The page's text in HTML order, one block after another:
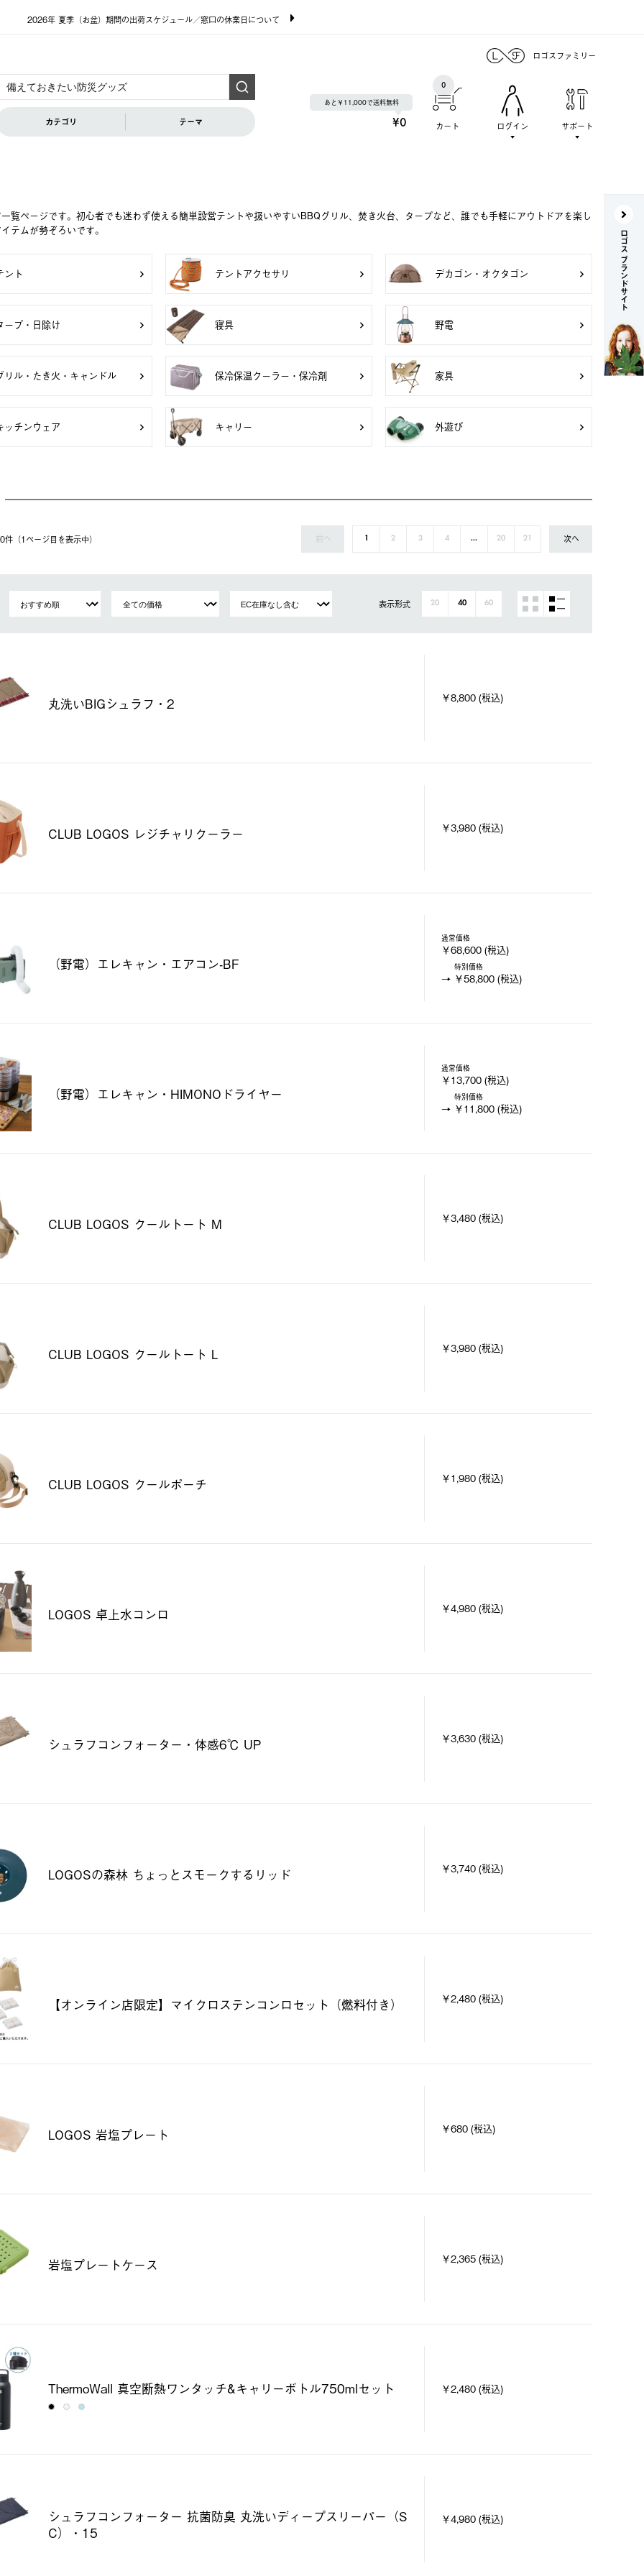
2026年 夏季（お盆）期間の出荷スケジュール／窓口の休業日について
ロゴスファミリー
カテゴリ テーマ
あと￥11,000で送料無料
¥0 カート
0
ログイン サポート
覧ページです。初心者でも迷わず使える簡単設営テントや扱いやすいBBQグリル、焚き火台、タープなど、誰でも手軽にアウトドアを楽し
テムが勢ぞろいです。
ント テントアクセサリ デカゴン・オクタゴン
ープ・日除け 寝具 野電
リル・たき火・キャンドル 保冷保温クーラー・保冷剤 家具
ッチンウェア キャリー 外遊び
（1ページ⽬を表⽰中） 前へ 1 2 3 4 ... 20 21 次へ
表示形式 20 40 60
丸洗いBIGシュラフ・2 ￥8,800 (税込)
CLUB LOGOS レジチャリクーラー ￥3,980 (税込)
（野電）エレキャン・エアコン-BF
通常価格
￥68,600 (税込)
特別価格
￥58,800 (税込)
（野電）エレキャン・HIMONOドライヤー
通常価格
￥13,700 (税込)
特別価格
￥11,800 (税込)
CLUB LOGOS クールトート M ￥3,480 (税込)
CLUB LOGOS クールトート L ￥3,980 (税込)
CLUB LOGOS クールポーチ ￥1,980 (税込)
LOGOS 卓上水コンロ ￥4,980 (税込)
シュラフコンフォーター・体感6℃ UP ￥3,630 (税込)
LOGOSの森林 ちょっとスモークするリッド ￥3,740 (税込)
【オンライン店限定】マイクロステンコンロセット（燃料付き） ￥2,480 (税込)
LOGOS 岩塩プレート ￥680 (税込)
岩塩プレートケース ￥2,365 (税込)
ThermoWall 真空断熱ワンタッチ&キャリーボトル750mlセット ￥2,480 (税込)
シュラフコンフォーター 抗菌防臭 丸洗いディープスリーパー（S
C）・15
￥4,980 (税込)
ロゴス ブランドサイト